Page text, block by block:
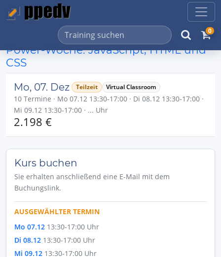
0
Power-Woche: JavaScript, HTML und
CSS
Mo, 07. Dez Teilzeit Virtual Classroom
10 Termine · Mo 07.12 13:30-17:00 · Di 08.12 13:30-17:00 ·
Mi 09.12 13:30-17:00 · ... Uhr
2.198 €
Kurs buchen
Sie erhalten anschließend eine E-Mail mit dem
Buchungslink.
AUSGEWÄHLTER TERMIN
Mo 07.12 13:30-17:00 Uhr
Di 08.12 13:30-17:00 Uhr
Mi 09.12 13:30-17:00 Uhr